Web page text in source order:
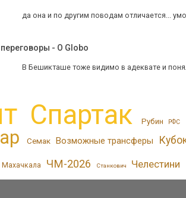
да она и по другим поводам отличается...
- O Globo
В Бешикташе тоже видимо в адеквате и
Спартак Рубин РФС
Семак Возможные трансферы
ЧМ-2026 Станкович Челестини